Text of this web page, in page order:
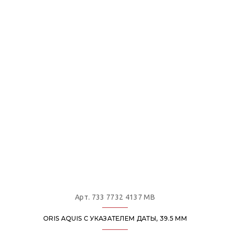
Арт. 733 7732 4137 MB
ORIS AQUIS С УКАЗАТЕЛЕМ ДАТЫ, 39.5 ММ